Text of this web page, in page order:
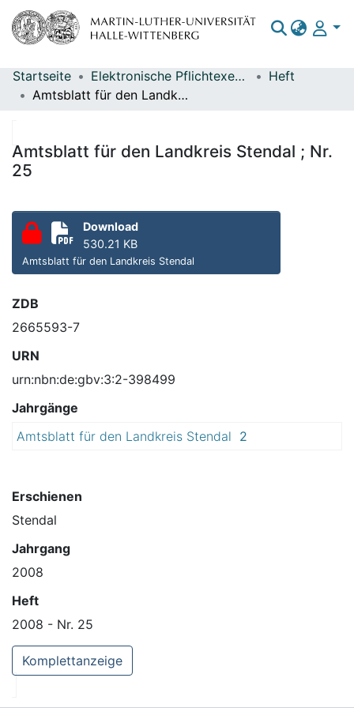
Bereiche & Sammlungen
Statistiken
Startseite Elektronische Pflichtexemplare
Heft
Amtsblatt für den Landkreis Stendal ; Nr. 25
Amtsblatt für den Landkreis Stendal ; Nr.
25
Download
530.21 KB
Amtsblatt für den Landkreis Stendal
ZDB
2665593-7
URN
urn:nbn:de:gbv:3:2-398499
Jahrgänge
Amtsblatt für den Landkreis Stendal 2
Erschienen
Stendal
Jahrgang
2008
Heft
2008 - Nr. 25
Komplettanzeige